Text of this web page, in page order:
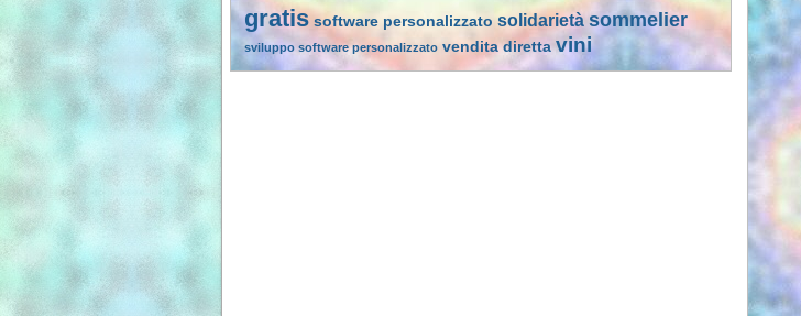
gratis software personalizzato solidarietà sommelier
sviluppo software personalizzato vendita diretta vini